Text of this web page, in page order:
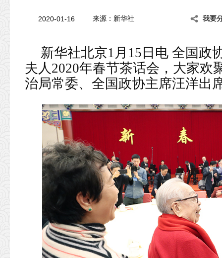
2020-01-16 来源：新华社 我要
新华社北京1月15日电 全国政
夫人2020年春节茶话会，大家欢
治局常委、全国政协主席汪洋出